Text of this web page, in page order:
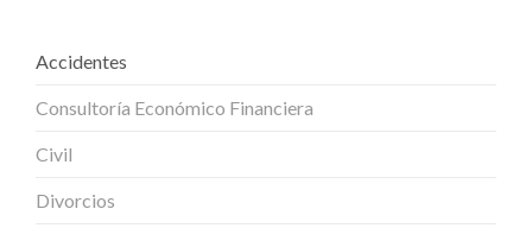
Accidentes
Consultoría Económico Financiera
Civil
Divorcios